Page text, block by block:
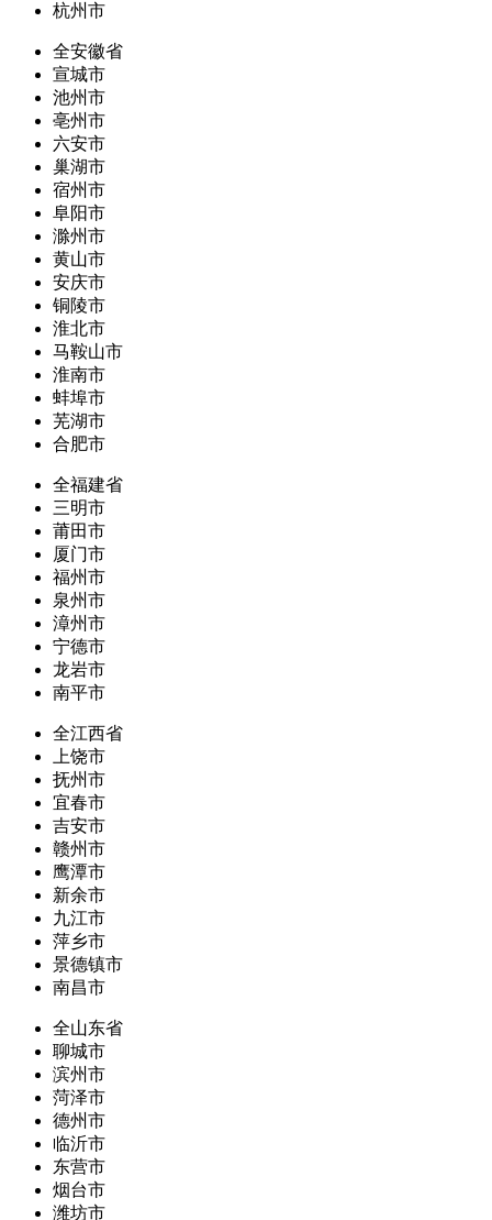
杭州市
全安徽省
宣城市
池州市
亳州市
六安市
巢湖市
宿州市
阜阳市
滁州市
黄山市
安庆市
铜陵市
淮北市
马鞍山市
淮南市
蚌埠市
芜湖市
合肥市
全福建省
三明市
莆田市
厦门市
福州市
泉州市
漳州市
宁德市
龙岩市
南平市
全江西省
上饶市
抚州市
宜春市
吉安市
赣州市
鹰潭市
新余市
九江市
萍乡市
景德镇市
南昌市
全山东省
聊城市
滨州市
菏泽市
德州市
临沂市
东营市
烟台市
潍坊市